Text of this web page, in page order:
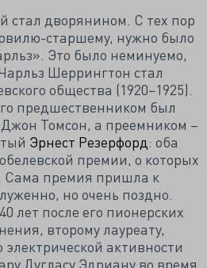
стал дворянином. С тех пор
старшему, нужно было
Это было неминуемо,
Шеррингтон стал
общества (1920−1925).
предшественником был
Томсон, а преемником –
Эрнест Резерфорд: оба
премии, о которых
Сама премия пришла к
но очень поздно.
лет после его пионерских
второму лауреату,
активности
Дугласу Эдриану во время